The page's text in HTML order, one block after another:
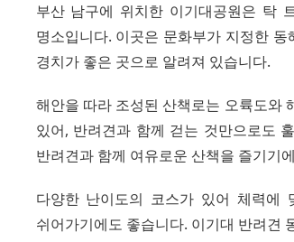
부산 남구에 위치한 이기대공원은 탁
명소입니다. 이곳은 문화부가 지정한
경치가 좋은 곳으로 알려져 있습니다.
해안을 따라 조성된 산책로는 오륙도와
있어, 반려견과 함께 걷는 것만으로도
반려견과 함께 여유로운 산책을 즐기기
다양한 난이도의 코스가 있어 체력에
쉬어가기에도 좋습니다. 이기대 반려견